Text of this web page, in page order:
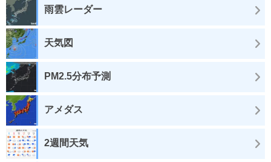
雨雲レーダー
天気図
PM2.5分布予測
アメダス
2週間天気